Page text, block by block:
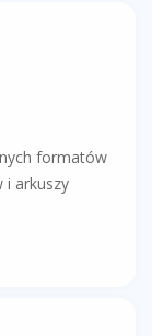
formatów
i arkuszy